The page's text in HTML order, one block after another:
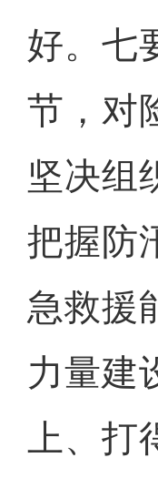
好。七
节，对
坚决组
把握防
急救援
力量建
上、